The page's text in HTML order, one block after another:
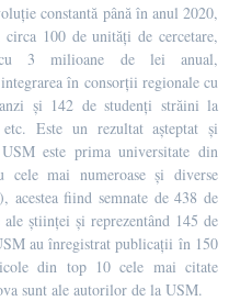
constantă până în anul 2020,
100 de unități de cercetare,
cu 3 milioane de lei anual,
în consorții regionale cu
și 142 de studenți străini la
Este un rezultat așteptat și
este prima universitate din
cele mai numeroase și diverse
fiind semnate de 438 de
științei și reprezentând 145 de
au înregistrat publicații în 150
din top 10 cele mai citate
sunt ale autorilor de la USM.